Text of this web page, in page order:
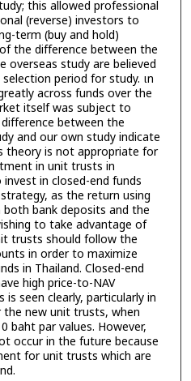
this allowed professional
(reverse) investors to
term (buy and hold)
the difference between the
overseas study are believed
period for study. เท
across funds over the
itself was subject to
between the
and our own study indicate
theory is not appropriate for
in unit trusts in
in closed-end funds
as the return using
bank deposits and the
to take advantage of
trusts should follow the
in order to maximize
in Thailand. Closed-end
high price-to-NAV
seen clearly, particularly in
new unit trusts, when
baht par values. However,
occur in the future because
for unit trusts which are